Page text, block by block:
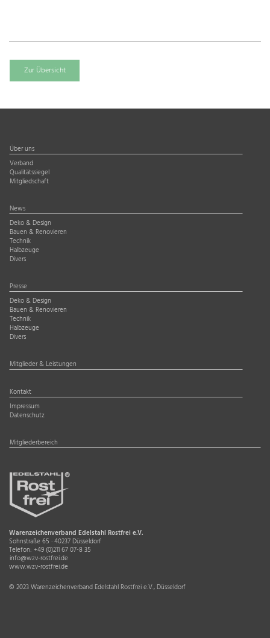
Zur Übersicht
Über uns
Verband
Qualitätssiegel
Mitgliedschaft
News
Deko & Design
Bauen & Renovieren
Technik
Halbzeuge
Divers
Presse
Deko & Design
Bauen & Renovieren
Technik
Halbzeuge
Divers
Mitglieder & Leistungen
Kontakt
Impressum
Datenschutz
Mitgliederbereich
Warenzeichenverband Edelstahl Rostfrei e.V.
Sohnstraße 65 · 40237 Düsseldorf
Telefon: +49 (0)211 67 07-8 35
info@wzv-rostfrei.de
www.wzv-rostfrei.de
© 2023 Warenzeichenverband Edelstahl Rostfrei e.V., Düsseldorf